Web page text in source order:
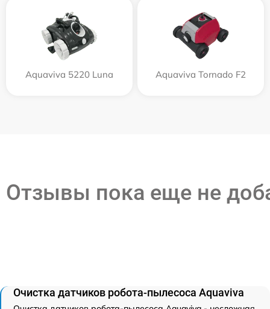
Aquaviva 5220 Luna Aquaviva Tornado F2
Отзывы пока еще не
Очистка датчиков робота-пылесоса Aquaviva